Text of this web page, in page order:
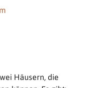
Häusern, die